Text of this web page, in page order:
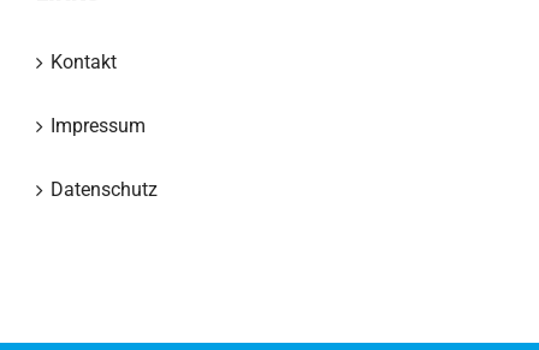
Kontakt
Impressum
Datenschutz